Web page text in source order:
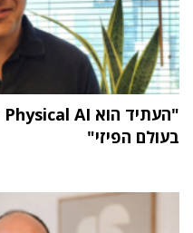
בעולם הפיזי"